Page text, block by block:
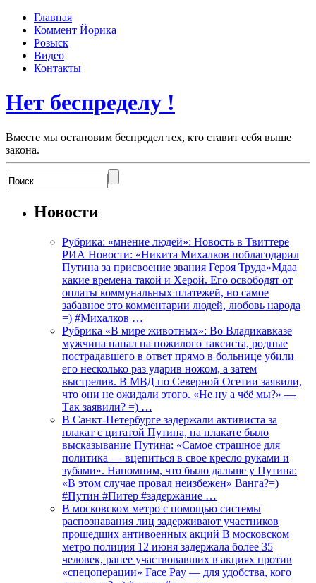
Главная
Коммент Йорика
Розыск
Видео
Контакты
Нет беспределу !
Вместе мы остановим беспредел тех, кто ставит себя выше
закона.
Новости
Рубрика: «мнение людей»: Новость в Твиттере
РИА Новости: «Никита Михалков поблагодарил
Путина за присвоение звания Героя Труда»Мдаа
какие времена такой и Херой. Его освободят от
оплаты коммунальных платежей, но самое
забавное это комментарии людей, любовь народа
=) #Михалков …
Рубрика «В мире животных»: Во Владикавказе
мужчина напал на пожилого таксиста, родные
пострадавшего в ответ прямо в больнице убили
его несколько раз ударив ножом, а затем
выстрелив. В МВД по Северной Осетии заявили,
что они не ожидали этого. «Не ну а чёё мы?» —
Так заявили? =) …
В Санкт-Петербурге задержали активиста за
плакат с цитатой Путина, на плакате было
высказывание Путина: «Самое страшное для
политика — вцепиться в свое кресло руками и
зубами». Напомним, что было дальше у Путина:
«В этом случае провал неизбежен» Ванга?=)
#Путин #Питер #задержание …
В московском метро с помощью системы
распознавания лиц задерживают участников
прошедших антивоенных акций В московском
метро полиция 12 июня задержала более 35
человек, ранее участвовавших в акциях против
«спецоперации» Face Pay — для удобства, кого